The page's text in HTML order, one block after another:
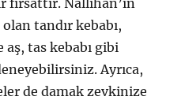
Nallıhan’ın
tandır kebabı,
aş, tas kebabı gibi
Ayrıca,
de damak zevkinize